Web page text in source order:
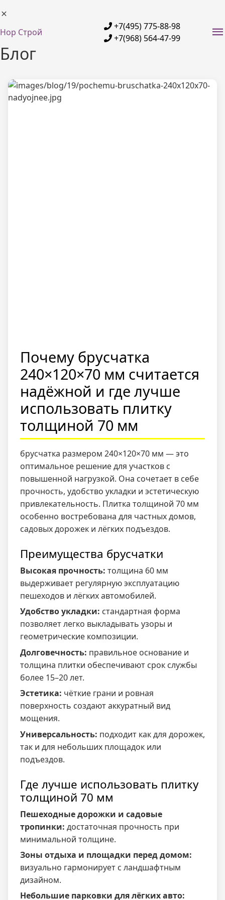
Нор Строй
+7(495) 775-88-98
+7(968) 564-47-99
Блог
Почему брусчатка
240×120×70 мм считается
надёжной и где лучше
использовать плитку
толщиной 70 мм
брусчатка размером 240×120×70 мм — это
оптимальное решение для участков с
повышенной нагрузкой. Она сочетает в себе
прочность, удобство укладки и эстетическую
привлекательность. Плитка толщиной 70 мм
особенно востребована для частных домов,
садовых дорожек и лёгких подъездов.
Преимущества брусчатки
Высокая прочность: толщина 60 мм
выдерживает регулярную эксплуатацию
пешеходов и лёгких автомобилей.
Удобство укладки: стандартная форма
позволяет легко выкладывать узоры и
геометрические композиции.
Долговечность: правильное основание и
толщина плитки обеспечивают срок службы
более 15–20 лет.
Эстетика: чёткие грани и ровная
поверхность создают аккуратный вид
мощения.
Универсальность: подходит как для дорожек,
так и для небольших площадок или
подъездов.
Где лучше использовать плитку
толщиной 70 мм
Пешеходные дорожки и садовые
тропинки: достаточная прочность при
минимальной толщине.
Зоны отдыха и площадки перед домом:
визуально гармонирует с ландшафтным
дизайном.
Небольшие парковки для лёгких авто: